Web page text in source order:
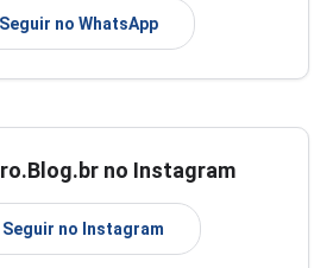
Seguir no WhatsApp
no Instagram
Seguir no Instagram